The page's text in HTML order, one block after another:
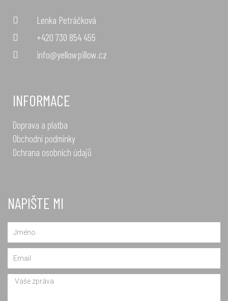
Lenka Petráčková
+420 730 854 455
info@yellowpillow.cz
INFORMACE
Doprava a platba
Obchodní podmínky
Ochrana osobních údajů
NAPIŠTE MI
Message